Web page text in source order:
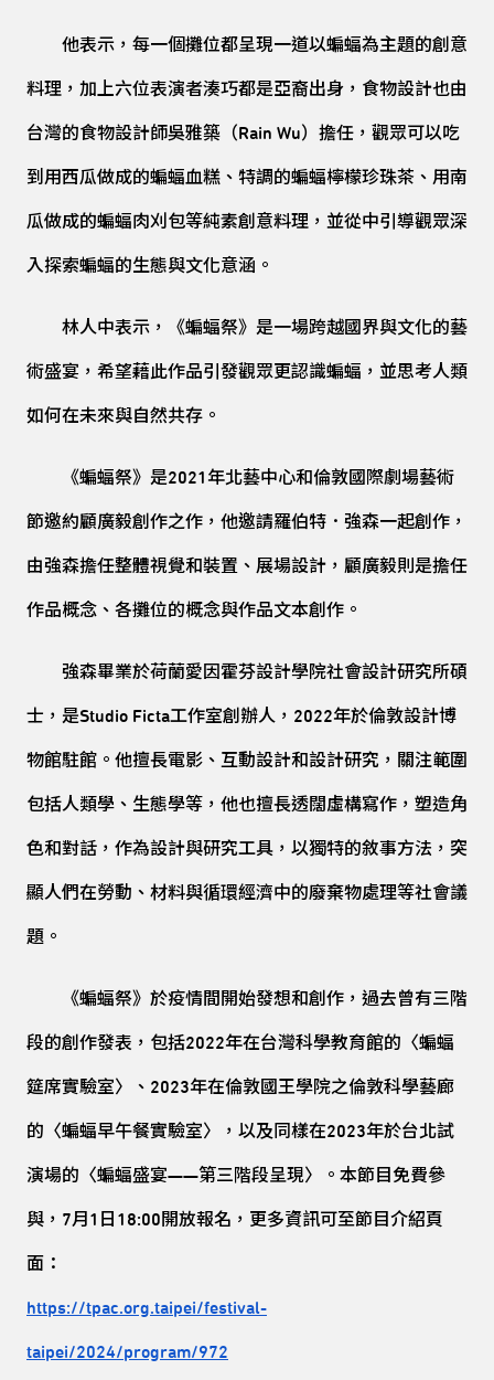
他表示，每一個攤位都呈現一道以蝙蝠為主題的創意
料理，加上六位表演者湊巧都是亞裔出身，食物設計也由
台灣的食物設計師吳雅築（Rain Wu）擔任，觀眾可以吃
到用西瓜做成的蝙蝠血糕、特調的蝙蝠檸檬珍珠茶、用南
瓜做成的蝙蝠肉刈包等純素創意料理，並從中引導觀眾深
入探索蝙蝠的生態與文化意涵。
林人中表示，《蝙蝠祭》是一場跨越國界與文化的藝
術盛宴，希望藉此作品引發觀眾更認識蝙蝠，並思考人類
如何在未來與自然共存。
《蝙蝠祭》是2021年北藝中心和倫敦國際劇場藝術
節邀約顧廣毅創作之作，他邀請羅伯特．強森一起創作，
由強森擔任整體視覺和裝置、展場設計，顧廣毅則是擔任
作品概念、各攤位的概念與作品文本創作。
強森畢業於荷蘭愛因霍芬設計學院社會設計研究所碩
士，是Studio Ficta工作室創辦人，2022年於倫敦設計博
物館駐館。他擅長電影、互動設計和設計研究，關注範圍
包括人類學、生態學等，他也擅長透闊虛構寫作，塑造角
色和對話，作為設計與研究工具，以獨特的敘事方法，突
顯人們在勞動、材料與循環經濟中的廢棄物處理等社會議
題。
《蝙蝠祭》於疫情間開始發想和創作，過去曾有三階
段的創作發表，包括2022年在台灣科學教育館的〈蝙蝠
筵席實驗室〉、2023年在倫敦國王學院之倫敦科學藝廊
的〈蝙蝠早午餐實驗室〉，以及同樣在2023年於台北試
演場的〈蝙蝠盛宴——第三階段呈現〉。本節目免費參
與，7月1日18:00開放報名，更多資訊可至節目介紹頁
面：
https://tpac.org.taipei/festival-
taipei/2024/program/972